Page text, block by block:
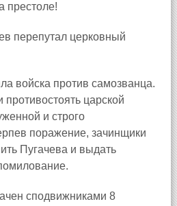
престоле!
перепутал церковный
войска против самозванца.
царской
и строго
поражение, зачинщики
Пугачева и выдать
сподвижниками 8